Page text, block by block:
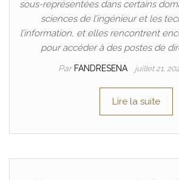
sous-représentées dans certains
sciences de l’ingénieur et les
l’information, et elles rencontrent
pour accéder à des postes de
Par FANDRESENA juillet 21,
Lire la suite